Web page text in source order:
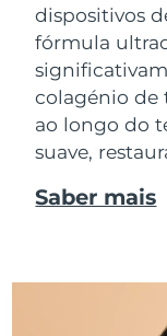
dispositivos
fórmula
colagénio de
ao longo do
suave,
Saber mais